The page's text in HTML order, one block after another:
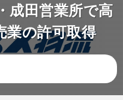
成田営業所で高
業の許可取得